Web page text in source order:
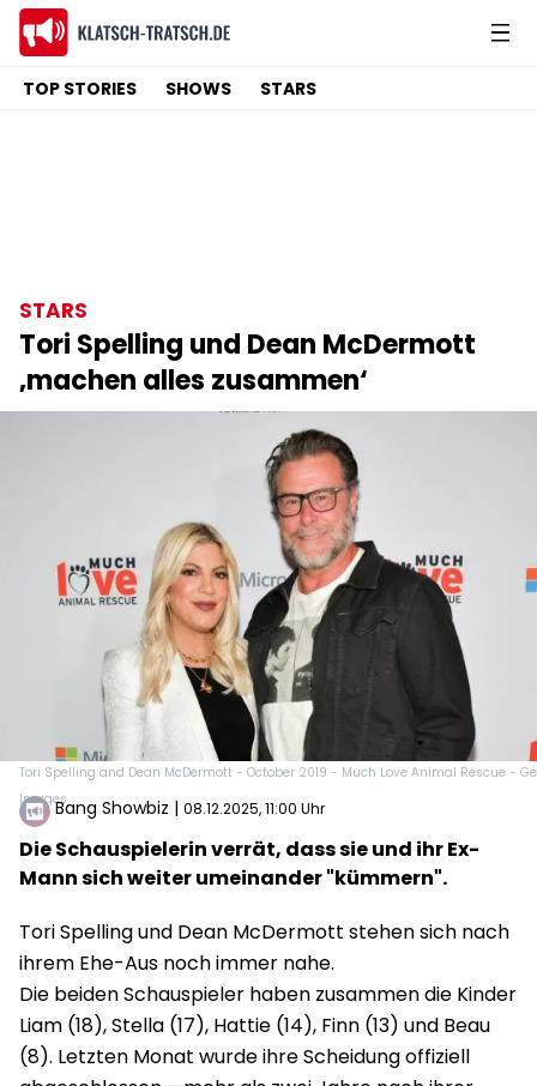
TOP STORIES SHOWS STARS
STARS
Tori Spelling und Dean McDermott
‚machen alles zusammen‘
Tori Spelling and Dean McDermott - October 2019 - Much Love Animal Rescue -
ImagesBang Showbiz | 08.12.2025, 11:00 Uhr
Die Schauspielerin verrät, dass sie und ihr Ex-
Mann sich weiter umeinander "kümmern".
Tori Spelling und Dean McDermott stehen sich nach
ihrem Ehe-Aus noch immer nahe.
Die beiden Schauspieler haben zusammen die Kinder
Liam (18), Stella (17), Hattie (14), Finn (13) und Beau
(8). Letzten Monat wurde ihre Scheidung offiziell